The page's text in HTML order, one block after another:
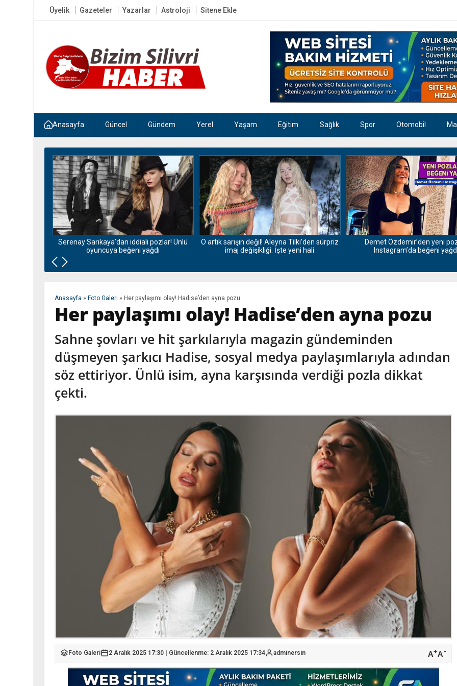
Üyelik Gazeteler Yazarlar Astroloji Sitene Ekle
Anasayfa Güncel Gündem Yerel Yaşam Eğitim Sağlık Spor Otomobil
Serenay Sarıkaya’dan iddialı pozlar! Ünlü
oyuncuya beğeni yağdı
O artık sarışın değil! Aleyna Tilki’den sürpriz
imaj değişikliği: İşte yeni hali
Demet Özdemir’den yeni
Instagram’da beğeni
Anasayfa » Foto Galeri » Her paylaşımı olay! Hadise’den ayna pozu
Her paylaşımı olay! Hadise’den ayna pozu
Sahne şovları ve hit şarkılarıyla magazin gündeminden
düşmeyen şarkıcı Hadise, sosyal medya paylaşımlarıyla adından
söz ettiriyor. Ünlü isim, ayna karşısında verdiği pozla dikkat
çekti.
Foto Galeri 2 Aralık 2025 17:30 | Güncellenme: 2 Aralık 2025 17:34 adminersin A+A-